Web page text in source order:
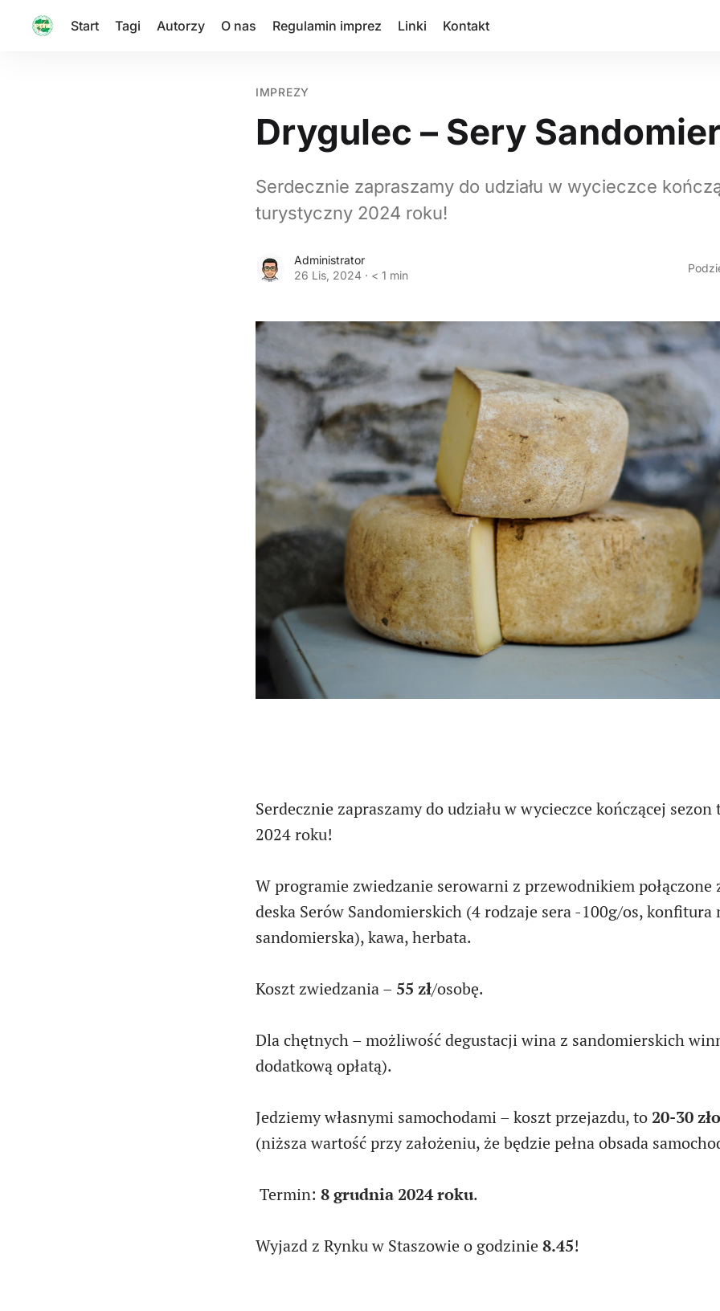
Start Tagi Autorzy O nas Regulamin imprez Linki Kontakt
IMPREZY
Drygulec – Sery
Serdecznie zapraszamy do udziału w wycieczce
turystyczny 2024 roku!
Administrator
26 Lis, 2024 · < 1 min
Serdecznie zapraszamy do udziału w wycieczce kończącej
2024 roku!
W programie zwiedzanie serowarni z przewodnikiem połączone
deska Serów Sandomierskich (4 rodzaje sera -100g/os, konfitura
sandomierska), kawa, herbata.
Koszt zwiedzania – 55 zł/osobę.
Dla chętnych – możliwość degustacji wina z sandomierskich
dodatkową opłatą).
Jedziemy własnymi samochodami – koszt przejazdu, to20-30
(niższa wartość przy założeniu, że będzie pełna obsada
Termin: 8 grudnia 2024 roku.
Wyjazd z Rynku w Staszowie o godzinie 8.45!